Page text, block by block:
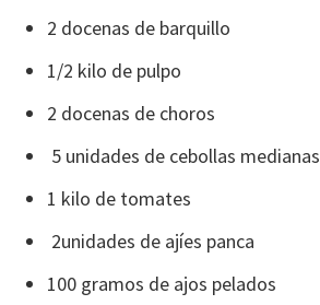
2 docenas de barquillo
1/2 kilo de pulpo
2 docenas de choros
5 unidades de cebollas medianas
1 kilo de tomates
2unidades de ajíes panca
100 gramos de ajos pelados